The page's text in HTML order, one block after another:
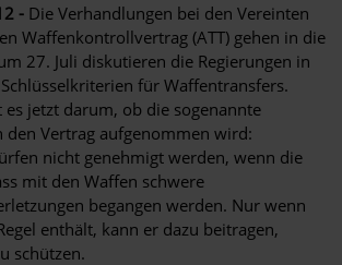
- Die Verhandlungen bei den Vereinten
Waffenkontrollvertrag (ATT) gehen in die
27. Juli diskutieren die Regierungen in
für Waffentransfers.
es jetzt darum, ob die sogenannte
den Vertrag aufgenommen wird:
nicht genehmigt werden, wenn die
mit den Waffen schwere
begangen werden. Nur wenn
enthält, kann er dazu beitragen,
schützen.